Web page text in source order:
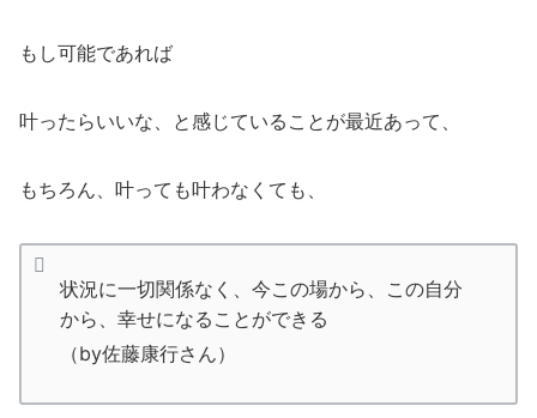
もし可能であれば
叶ったらいいな、と感じていることが最近あって、
もちろん、叶っても叶わなくても、
状況に一切関係なく、今この場から、この自分
から、幸せになることができる
（by佐藤康行さん）